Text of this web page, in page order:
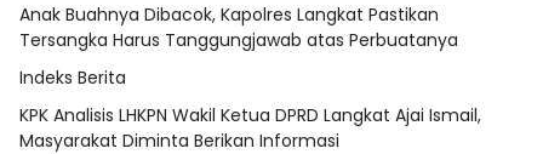
Anak Buahnya Dibacok, Kapolres Langkat Pastikan
Tersangka Harus Tanggungjawab atas Perbuatanya
Indeks Berita
KPK Analisis LHKPN Wakil Ketua DPRD Langkat Ajai Ismail,
Masyarakat Diminta Berikan Informasi